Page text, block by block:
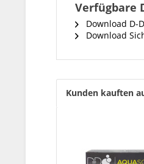
Verfügbare
Download D-
Download
Kunden kauften